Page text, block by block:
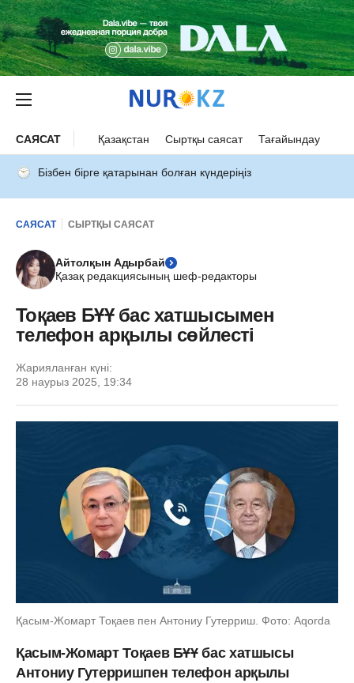
САЯСАТ Қазақстан Сыртқы саясат Тағайындау
Бізбен бірге қатарынан болған күндеріңіз
САЯСАТ СЫРТҚЫ САЯСАТ
Айтолқын Адырбай
Қазақ редакциясының шеф-редакторы
Тоқаев БҰҰ бас хатшысымен
телефон арқылы сөйлесті
Жарияланған күні:
28 наурыз 2025, 19:34
Қасым-Жомарт Тоқаев пен Антониу Гутерриш. Фото: Aqorda
Қасым-Жомарт Тоқаев БҰҰ бас хатшысы
Антониу Гутерришпен телефон арқылы